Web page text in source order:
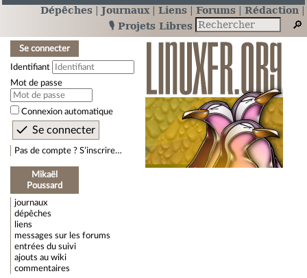
Dépêches Journaux Liens Forums
Rédaction
🎙️ Projets Libres
Se connecter
Identifiant
Mot de passe
Connexion automatique
Pas de compte ? S’inscrire…
Mikaël
Poussard
journaux
dépêches
liens
messages sur les forums
entrées du suivi
ajouts au wiki
commentaires